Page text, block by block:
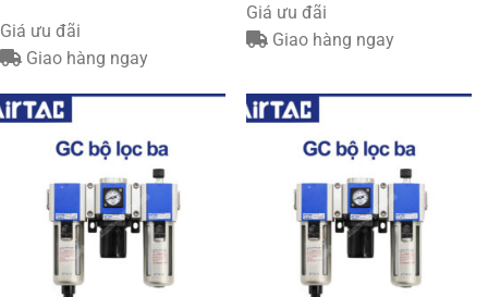
Giá ưu đãi
Giao hàng ngay
Giá ưu đãi
Giao hàng ngay